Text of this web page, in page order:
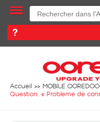
Accueil
MOBILE OOREDOO
Question: « Probleme de